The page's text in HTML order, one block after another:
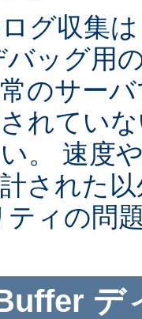
グ収集
ッグ用
のサー
れてい
。 速度
された
ティの問
デ